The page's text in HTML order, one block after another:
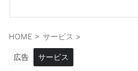
HOME > サービス >
広告 サービス